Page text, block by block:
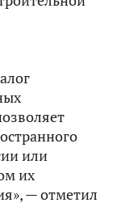
или
их
— отметил